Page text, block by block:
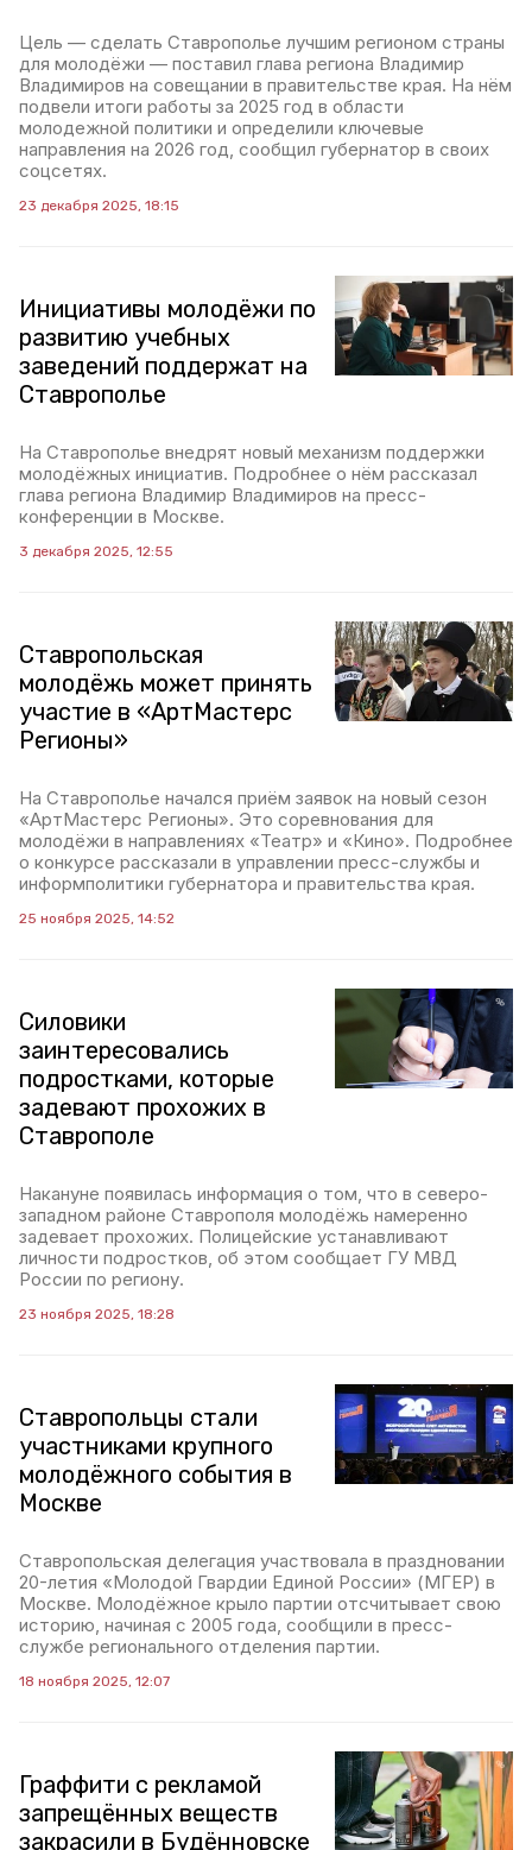
Цель — сделать Ставрополье лучшим регионом страны
для молодёжи — поставил глава региона Владимир
Владимиров на совещании в правительстве края. На нём
подвели итоги работы за 2025 год в области
молодежной политики и определили ключевые
направления на 2026 год, сообщил губернатор в своих
соцсетях.
23 декабря 2025, 18:15
Инициативы молодёжи по
развитию учебных
заведений поддержат на
Ставрополье
На Ставрополье внедрят новый механизм поддержки
молодёжных инициатив. Подробнее о нём рассказал
глава региона Владимир Владимиров на пресс-
конференции в Москве.
3 декабря 2025, 12:55
Ставропольская
молодёжь может принять
участие в «АртМастерс
Регионы»
На Ставрополье начался приём заявок на новый сезон
«АртМастерс Регионы». Это соревнования для
молодёжи в направлениях «Театр» и «Кино». Подробнее
о конкурсе рассказали в управлении пресс-службы и
информполитики губернатора и правительства края.
25 ноября 2025, 14:52
Силовики
заинтересовались
подростками, которые
задевают прохожих в
Ставрополе
Накануне появилась информация о том, что в северо-
западном районе Ставрополя молодёжь намеренно
задевает прохожих. Полицейские устанавливают
личности подростков, об этом сообщает ГУ МВД
России по региону.
23 ноября 2025, 18:28
Ставропольцы стали
участниками крупного
молодёжного события в
Москве
Ставропольская делегация участвовала в праздновании
20-летия «Молодой Гвардии Единой России» (МГЕР) в
Москве. Молодёжное крыло партии отсчитывает свою
историю, начиная с 2005 года, сообщили в пресс-
службе регионального отделения партии.
18 ноября 2025, 12:07
Граффити с рекламой
запрещённых веществ
закрасили в Будённовске